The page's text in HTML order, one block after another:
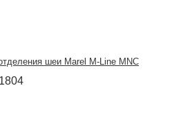
шеи Marel M-Line MNC